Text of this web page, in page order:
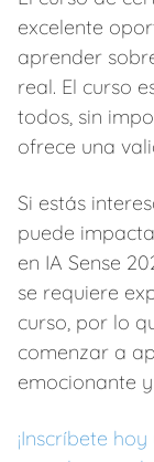
excelente
aprender
real. El curso
todos, sin
ofrece una
Si estás
puede
en IA Sense
se requiere
curso, por lo
comenzar a
emocionante
¡Inscríbete